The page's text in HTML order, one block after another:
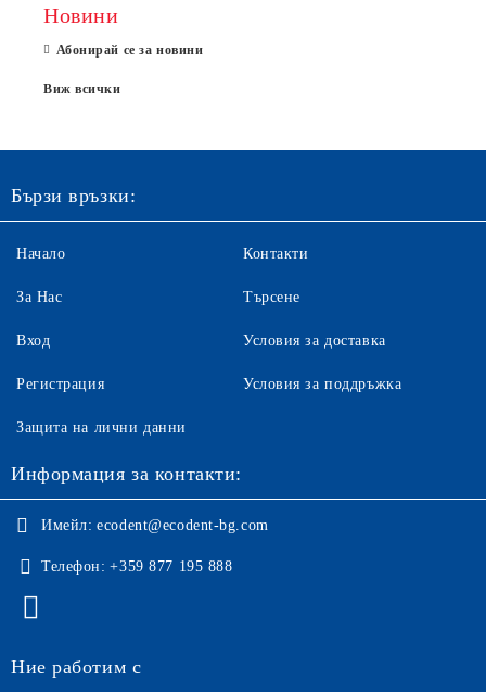
Новини
Абонирай се за новини
Виж всички
Бързи връзки:
Начало
За Нас
Вход
Регистрация
Контакти
Търсене
Условия за доставка
Условия за поддръжка
Защита на лични данни
Информация за контакти:
Имейл: ecodent@ecodent-bg.com
Телефон: +359 877 195 888
Ние работим с